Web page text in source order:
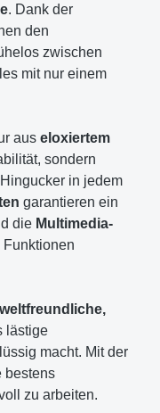
. Dank der
den
zwischen
mit nur einem
aus eloxiertem
sondern
in jedem
garantieren ein
die Multimedia-
lästige
macht. Mit der
bestens
zu arbeiten.